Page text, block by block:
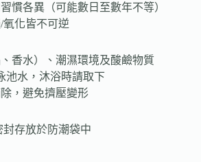
慣各異（可能數日至數年不等）
氧化皆不可逆
香水）、潮濕環境及酸鹼物質
池水，沐浴時請取下
，避免擠壓變形
存放於防潮袋中